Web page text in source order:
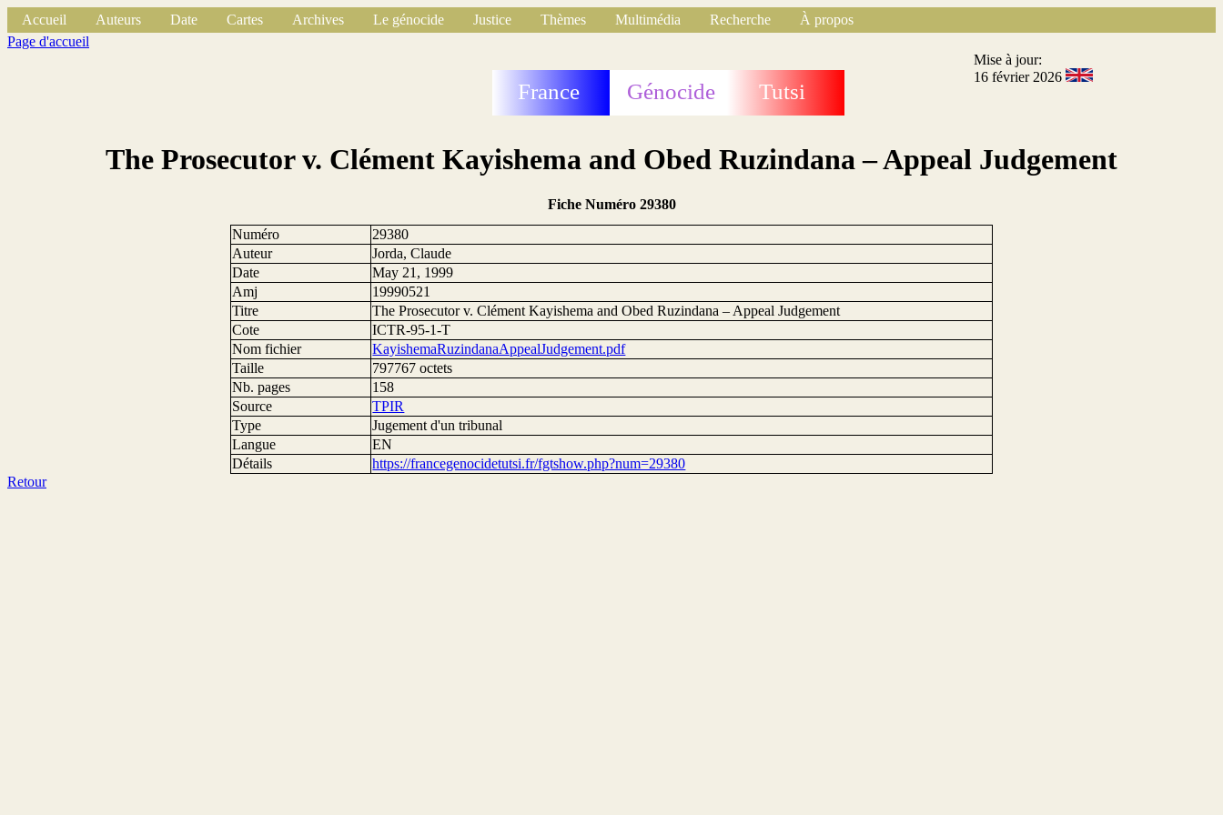
Accueil Auteurs Date Cartes Archives Le génocide Justice Thèmes Multimédia Recherche
À propos
Page d'accueil
France Génocide Tutsi
Mise à jour:
16 février 2026
The Prosecutor v. Clément Kayishema and Obed Ruzindana – Appeal Judgement
Fiche Numéro 29380
Numéro
29380
Auteur
Jorda, Claude
Date
May 21, 1999
Amj
19990521
Titre
The Prosecutor v. Clément Kayishema and Obed Ruzindana – Appeal Judgement
Cote
ICTR-95-1-T
Nom fichier
KayishemaRuzindanaAppealJudgement.pdf
Taille
797767 octets
Nb. pages
158
Source
TPIR
Type
Jugement d'un tribunal
Langue
EN
Détails
https://francegenocidetutsi.fr/fgtshow.php?num=29380
Retour